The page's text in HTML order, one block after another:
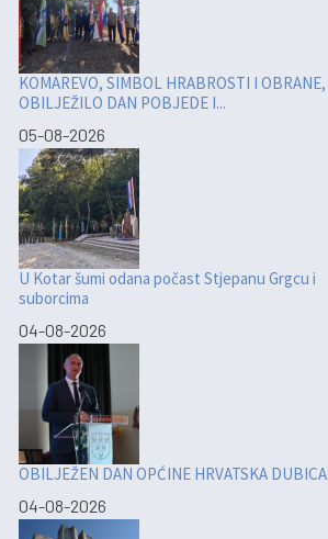
KOMAREVO, SIMBOL HRABROSTI I OBRANE,
OBILJEŽILO DAN POBJEDE I...
05-08-2026
U Kotar šumi odana počast Stjepanu Grgcu i
suborcima
04-08-2026
OBILJEŽEN DAN OPĆINE HRVATSKA DUBICA
04-08-2026